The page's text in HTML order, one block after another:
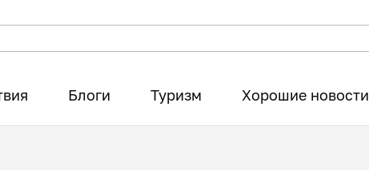
Блоги Туризм Хорошие новости